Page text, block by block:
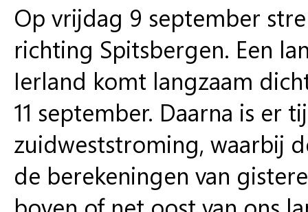
Op vrijdag 9 september
richting Spitsbergen. Een
Ierland komt langzaam
11 september. Daarna is er
zuidweststroming, waarbij
de berekeningen van